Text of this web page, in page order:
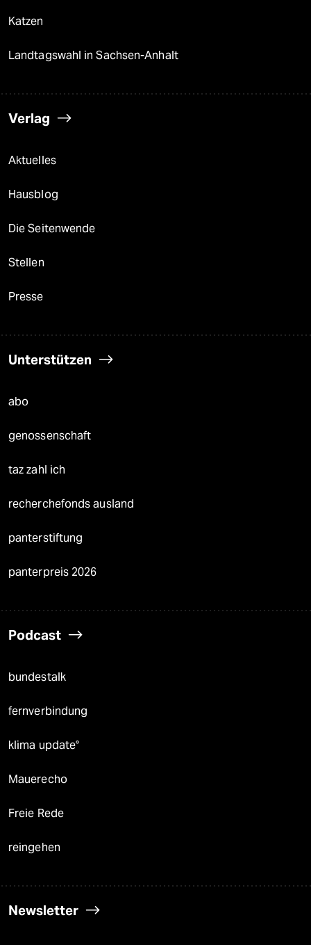
Katzen
Landtagswahl in Sachsen-Anhalt
Verlag
Aktuelles
Hausblog
Die Seitenwende
Stellen
Presse
Unterstützen
abo
genossenschaft
taz zahl ich
recherchefonds ausland
panterstiftung
panterpreis 2026
Podcast
bundestalk
fernverbindung
klima update°
Mauerecho
Freie Rede
reingehen
Newsletter